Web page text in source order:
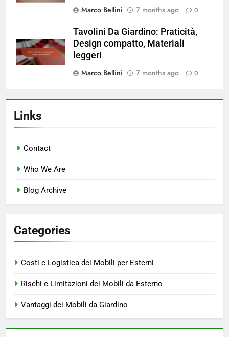
Marco Bellini
7 months ago 0
Tavolini Da Giardino: Praticità,
Design compatto, Materiali
leggeri
Marco Bellini
7 months ago 0
Links
Contact
Who We Are
Blog Archive
Categories
Costi e Logistica dei Mobili per Esterni
Rischi e Limitazioni dei Mobili da Esterno
Vantaggi dei Mobili da Giardino